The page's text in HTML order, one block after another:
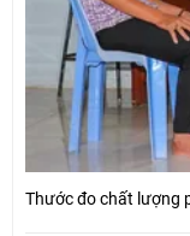
Thước đo chất lượng